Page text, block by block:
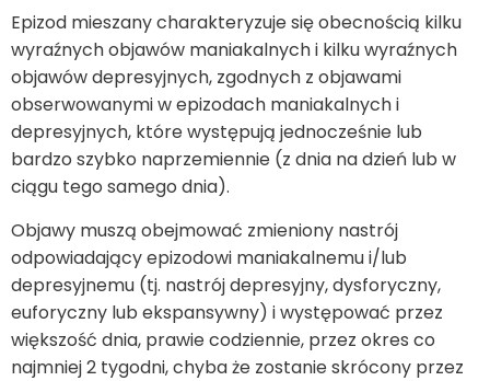
Epizod mieszany charakteryzuje się obecnością kilku
wyraźnych objawów maniakalnych i kilku wyraźnych
objawów depresyjnych, zgodnych z objawami
obserwowanymi w epizodach maniakalnych i
depresyjnych, które występują jednocześnie lub
bardzo szybko naprzemiennie (z dnia na dzień lub w
ciągu tego samego dnia).
Objawy muszą obejmować zmieniony nastrój
odpowiadający epizodowi maniakalnemu i/lub
depresyjnemu (tj. nastrój depresyjny, dysforyczny,
euforyczny lub ekspansywny) i występować przez
większość dnia, prawie codziennie, przez okres co
najmniej 2 tygodni, chyba że zostanie skrócony przez